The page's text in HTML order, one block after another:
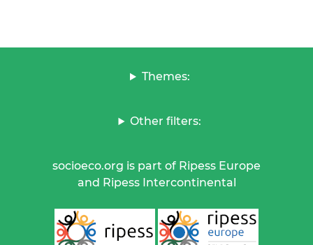
Themes:
Other filters:
socioeco.org is part of Ripess Europe
and Ripess Intercontinental